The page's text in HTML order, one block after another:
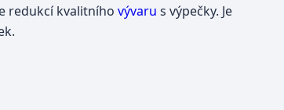
redukcí kvalitního vývaru s výpečky. Je